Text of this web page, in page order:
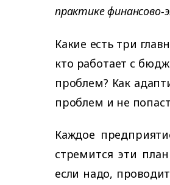
практике финансово-
Какие есть три
кто работает с
проблем? Как
проблем и не
Каждое
стремится эти
если надо,